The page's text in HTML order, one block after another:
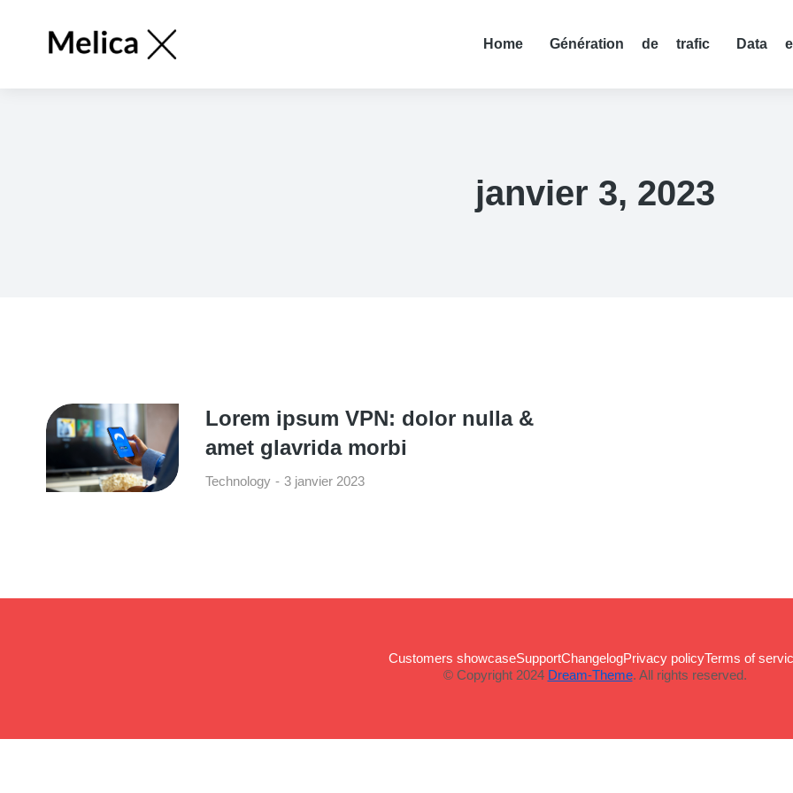
Home Génération de trafic Data
janvier 3, 2023
Lorem ipsum VPN: dolor nulla &
amet glavrida morbi
Technology 3 janvier 2023
Customers showcaseSupportChangelogPrivacy policyTerms of
© Copyright 2024 Dream-Theme. All rights reserved.